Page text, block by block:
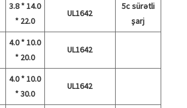
3.8 * 14.0
* 22.0
UL1642
5c sürətli
şarj
4.0 * 10.0
* 20.0
UL1642
4.0 * 10.0
* 30.0
UL1642